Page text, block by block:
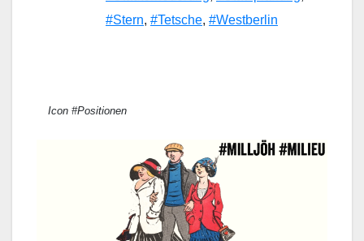
#Stern, #Tetsche, #Westberlin
Icon #Positionen